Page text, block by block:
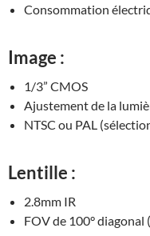
Consommation
Image :
1/3” CMOS
Ajustement de la
NTSC ou PAL
Lentille :
2.8mm IR
FOV de 100° diagonal